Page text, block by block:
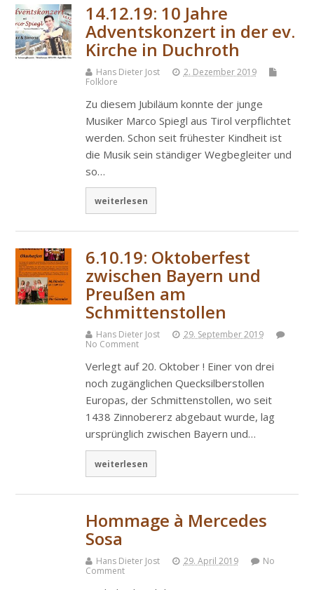
14.12.19: 10 Jahre
Adventskonzert in der ev.
Kirche in Duchroth
Hans Dieter Jost
2. Dezember 2019
Folklore
Zu diesem Jubiläum konnte der junge
Musiker Marco Spiegl aus Tirol verpflichtet
werden. Schon seit frühester Kindheit ist
die Musik sein ständiger Wegbegleiter und
so…
weiterlesen
6.10.19: Oktoberfest
zwischen Bayern und
Preußen am
Schmittenstollen
Hans Dieter Jost
29. September 2019
No Comment
Verlegt auf 20. Oktober ! Einer von drei
noch zugänglichen Quecksilberstollen
Europas, der Schmittenstollen, wo seit
1438 Zinnobererz abgebaut wurde, lag
ursprünglich zwischen Bayern und…
weiterlesen
Hommage à Mercedes
Sosa
Hans Dieter Jost 29. April 2019
No
Comment